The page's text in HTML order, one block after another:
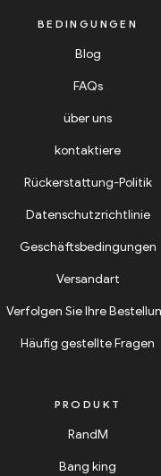
BEDINGUNGEN
Blog
FAQs
über uns
kontaktiere
Rückerstattung-Politik
Datenschutzrichtlinie
Geschäftsbedingungen
Versandart
Verfolgen Sie Ihre
Häufig gestellte Fragen
PRODUKT
RandM
Bang king